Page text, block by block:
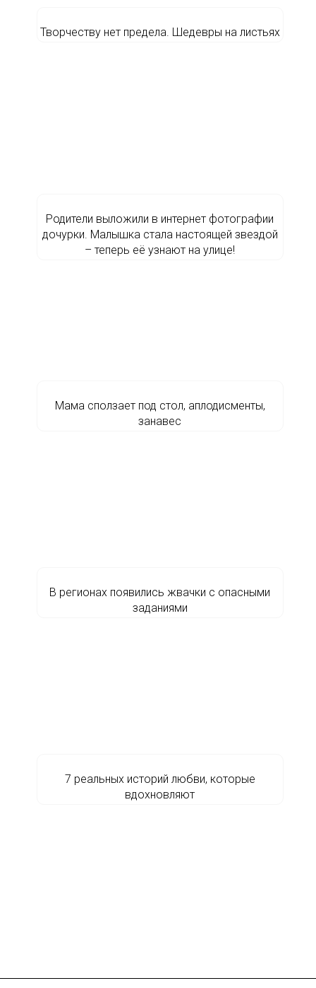
Творчеству нет предела. Шедевры на листьях
Родители выложили в интернет фотографии
дочурки. Малышка стала настоящей звездой
– теперь её узнают на улице!
Мама сползает под стол, аплодисменты,
занавес
В регионах появились жвачки с опасными
заданиями
7 реальных историй любви, которые
вдохновляют